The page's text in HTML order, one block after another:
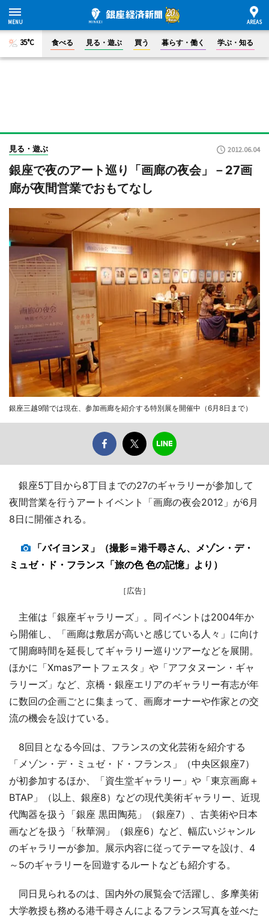
35°C 食べる 見る・遊ぶ 買う 暮らす・働く 学ぶ・知る
見る・遊ぶ 2012.06.04
銀座で夜のアート巡り「画廊の夜会」－27画
廊が夜間営業でおもてなし
銀座三越9階では現在、参加画廊を紹介する特別展を開催中（6月8日まで）
銀座5丁目から8丁目までの27のギャラリーが参加して
夜間営業を行うアートイベント「画廊の夜会2012」が6月
8日に開催される。
「バイヨンヌ」（撮影＝港千尋さん、メゾン・デ・
ミュゼ・ド・フランス「旅の色 色の記憶」より）
［広告］
主催は「銀座ギャラリーズ」。同イベントは2004年か
ら開催し、「画廊は敷居が高いと感じている人々」に向け
て開廊時間を延長してギャラリー巡りツアーなどを展開。
ほかに「Xmasアートフェスタ」や「アフタヌーン・ギャ
ラリーズ」など、京橋・銀座エリアのギャラリー有志が年
に数回の企画ごとに集まって、画廊オーナーや作家との交
流の機会を設けている。
8回目となる今回は、フランスの文化芸術を紹介する
「メゾン・デ・ミュゼ・ド・フランス」（中央区銀座7）
が初参加するほか、「資生堂ギャラリー」や「東京画廊＋
BTAP」（以上、銀座8）などの現代美術ギャラリー、近現
代陶器を扱う「銀座 黒田陶苑」（銀座7）、古美術や日本
画などを扱う「秋華洞」（銀座6）など、幅広いジャンル
のギャラリーが参加。展示内容に従ってテーマを設け、4
～5のギャラリーを回遊するルートなども紹介する。
同日見られるのは、国内外の展覧会で活躍し、多摩美術
大学教授も務める港千尋さんによるフランス写真を並べた